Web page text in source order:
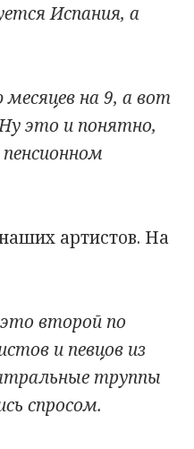
Испания, а
на 9, а вот
это и понятно,
артистов. На
второй по
и певцов из
труппы
спросом.